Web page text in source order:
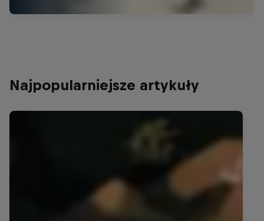
Najpopularniejsze artykuły